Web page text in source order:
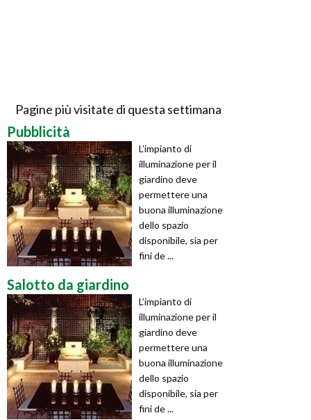
Pagine più visitate di questa settimana
Pubblicità
L’impianto di
illuminazione per il
giardino deve
permettere una
buona illuminazione
dello spazio
disponibile, sia per
fini de ...
Salotto da giardino
L’impianto di
illuminazione per il
giardino deve
permettere una
buona illuminazione
dello spazio
disponibile, sia per
fini de ...